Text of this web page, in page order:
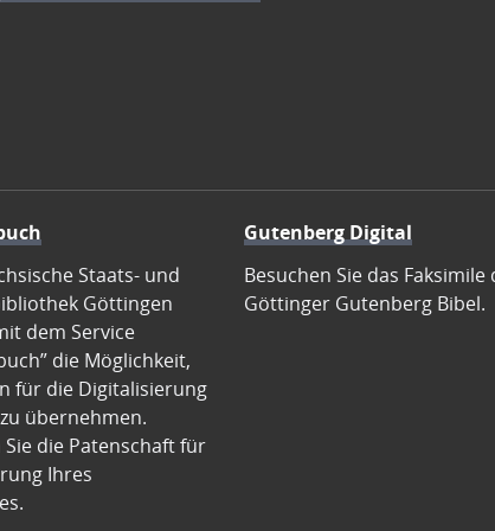
Staats- und
Göttingen
dem Service
die Möglichkeit,
für die Digitalisierung
übernehmen.
die Patenschaft für
Ihres
Gutenberg Digital
Besuchen Sie das Faksimile
Göttinger Gutenberg Bibel.